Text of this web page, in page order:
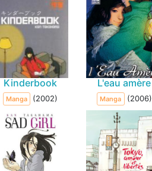
Kinderbook
Manga (2002)
L'eau amère
Manga (2006)